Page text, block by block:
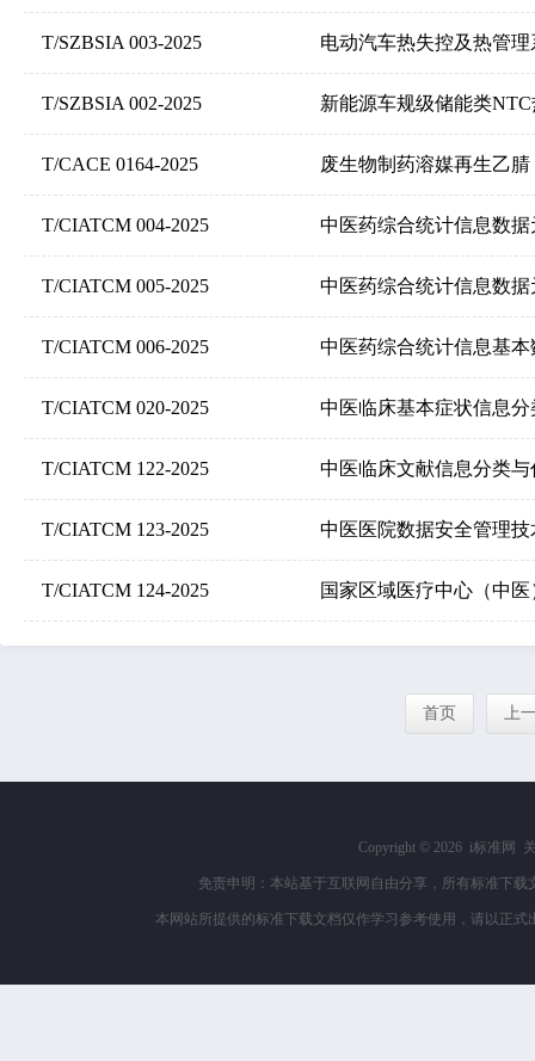
T/SZBSIA 003-2025 电动汽车热失控及热管
T/SZBSIA 002-2025 新能源车规级储能类
T/CACE 0164-2025 废生物制药溶媒再生乙腈
T/CIATCM 004-2025 中医药综合统计信息数据
T/CIATCM 005-2025 中医药综合统计信息数
T/CIATCM 006-2025 中医药综合统计信息基本
T/CIATCM 020-2025 中医临床基本症状信息
T/CIATCM 122-2025 中医临床文献信息分类与
T/CIATCM 123-2025 中医医院数据安全管理技
T/CIATCM 124-2025 国家区域医疗中心（中
首页 上
Copyright © 2026 i标准网
免责申明：本站基于互联网自由分享，所有标准下
本网站所提供的标准下载文档仅作学习参考使用，请以正